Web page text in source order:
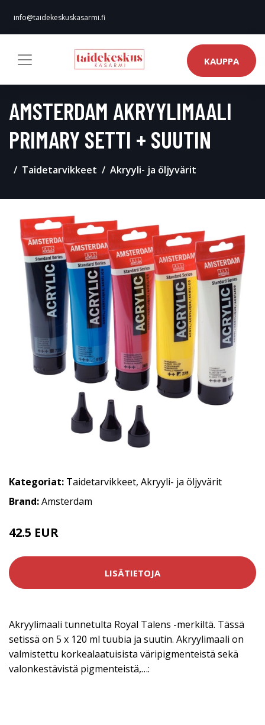
info@taidekeskuskasarmi.fi
KAUPPA
AMSTERDAM AKRYYLIMAALI
PRIMARY SETTI + SUUTIN
Taidetarvikkeet Akryyli- ja öljyvärit
Kategoriat: Taidetarvikkeet, Akryyli- ja öljyvärit
Brand:Amsterdam
42.5 EUR
LISÄTIETOJA
Akryylimaali tunnetulta Royal Talens -merkiltä. Tässä
setissä on 5 x 120 ml tuubia ja suutin. Akryylimaali on
valmistettu korkealaatuisista väripigmenteistä sekä
valonkestävistä pigmenteistä,…: